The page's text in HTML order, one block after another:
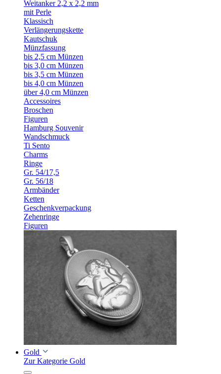
Weitanker 2,2 x 2,2 mm
mit Perle
Klassisch
Verlängerungskette
Kautschuk
Münzfassung
bis 2,5 cm Münzen
bis 3,0 cm Münzen
bis 3,5 cm Münzen
bis 4,0 cm Münzen
über 4,0 cm Münzen
Accessoires
Broschen
Figuren
Hamburg Souvenir
Wandschmuck
Ti Sento
Charms
Ringe
Gr. 54/17,5
Gr. 56/18
Armbänder
Ketten
Geschenkverpackung
Zehenringe
Figuren
Gold
Zur Kategorie Gold